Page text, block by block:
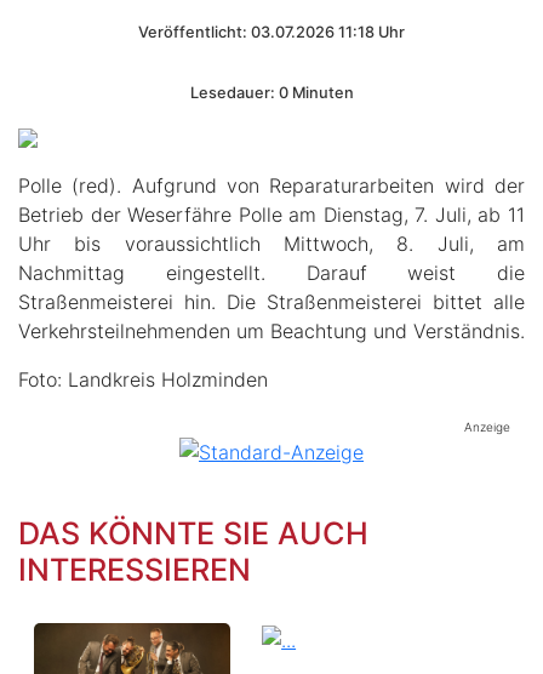
Veröffentlicht: 03.07.2026 11:18 Uhr
Lesedauer: 0 Minuten
Polle (red). Aufgrund von Reparaturarbeiten wird der
Betrieb der Weserfähre Polle am Dienstag, 7. Juli, ab 11
Uhr bis voraussichtlich Mittwoch, 8. Juli, am
Nachmittag eingestellt. Darauf weist die
Straßenmeisterei hin. Die Straßenmeisterei bittet alle
Verkehrsteilnehmenden um Beachtung und Verständnis.
Foto: Landkreis Holzminden
Anzeige
DAS KÖNNTE SIE AUCH
INTERESSIEREN